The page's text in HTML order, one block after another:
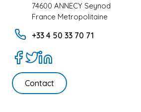
74600 ANNECY Seynod
France Metropolitaine
+33 4 50 33 70 71
Contact